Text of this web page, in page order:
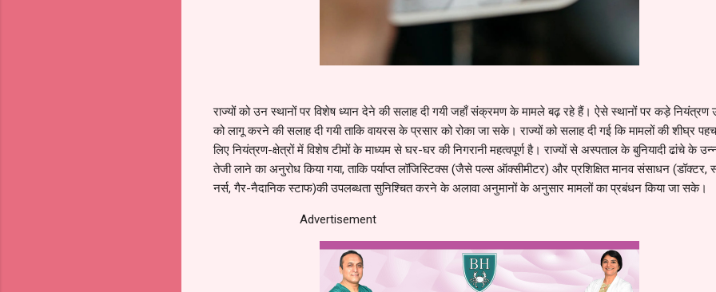
राज्यों को उन स्थानों पर विशेष ध्यान देने की सलाह दी गयी जहाँ संक्रमण के मामले बढ़ रहे हैं। ऐसे स्थानों पर कड़े नियंत्रण
को लागू करने की सलाह दी गयी ताकि वायरस के प्रसार को रोका जा सके। राज्यों को सलाह दी गई कि मामलों की शीघ्र
लिए नियंत्रण-क्षेत्रों में विशेष टीमों के माध्यम से घर-घर की निगरानी महत्वपूर्ण है। राज्यों से अस्पताल के बुनियादी ढांचे के
तेजी लाने का अनुरोध किया गया, ताकि पर्याप्त लॉजिस्टिक्स (जैसे पल्स ऑक्सीमीटर) और प्रशिक्षित मानव संसाधन (डॉक्टर,
नर्स, गैर-नैदानिक स्टाफ)की उपलब्धता सुनिश्चित करने के अलावा अनुमानों के अनुसार मामलों का प्रबंधन किया जा सके।
Advertisement